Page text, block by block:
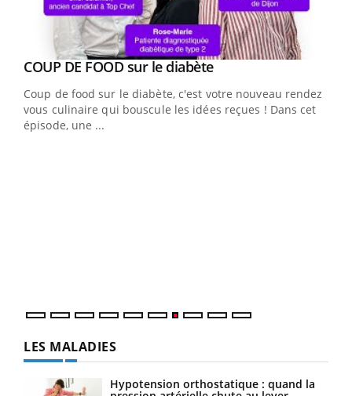
Youtube
COUP DE FOOD sur le diabèteYoutube
Coup de food sur le diabète, c'est votre nouveau rendez-
vous culinaire qui bouscule les idées reçues ! Dans cet
épisode, une ...
LES MALADIES
Hypotension orthostatique : quand la